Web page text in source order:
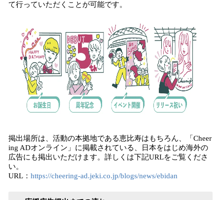
て行っていただくことが可能です。
掲出場所は、活動の本拠地である恵比寿はもちろん、「Cheer
ing ADオンライン」に掲載されている、日本をはじめ海外の
広告にも掲出いただけます。詳しくは下記URLをご覧くださ
い。
URL： https://cheering-ad.jeki.co.jp/blogs/news/ebidan